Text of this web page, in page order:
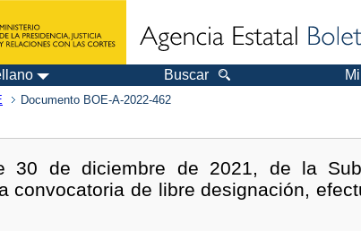
Buscar
Documento BOE-A-2022-462
30 de diciembre de 2021, de la
convocatoria de libre designación,